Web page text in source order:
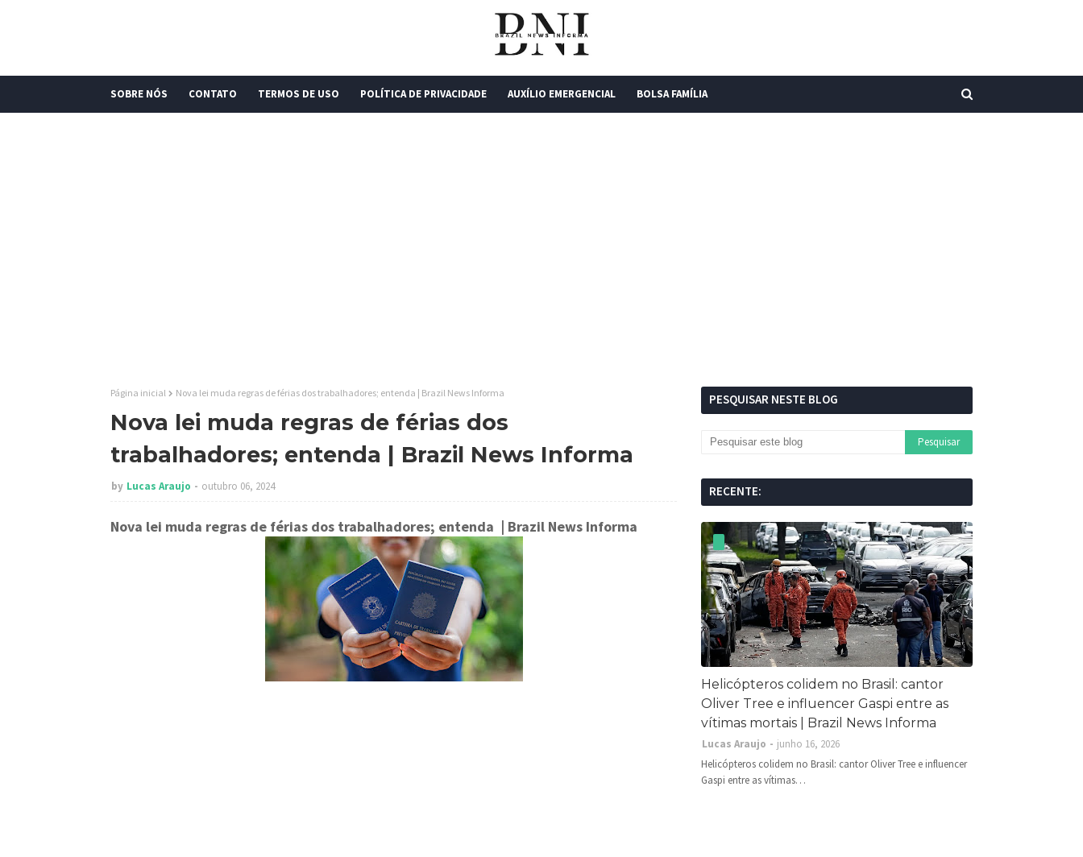
SOBRE NÓS CONTATO TERMOS DE USO POLÍTICA DE PRIVACIDADE AUXÍLIO EMERGENCIAL BOLSA FAMÍLIA
Página inicial Nova lei muda regras de férias dos trabalhadores; entenda | Brazil News Informa
Nova lei muda regras de férias dos
trabalhadores; entenda | Brazil News Informa
by Lucas Araujo outubro 06, 2024
Nova lei muda regras de férias dos trabalhadores; entenda | Brazil News Informa
PESQUISAR NESTE BLOG
RECENTE:
Helicópteros colidem no Brasil: cantor
Oliver Tree e influencer Gaspi entre as
vítimas mortais | Brazil News Informa
Lucas Araujo
junho 16, 2026
Helicópteros colidem no Brasil: cantor Oliver Tree e influencer
Gaspi entre as vítimas…